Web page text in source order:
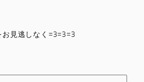
ーション
見逃しなく=3=3=3